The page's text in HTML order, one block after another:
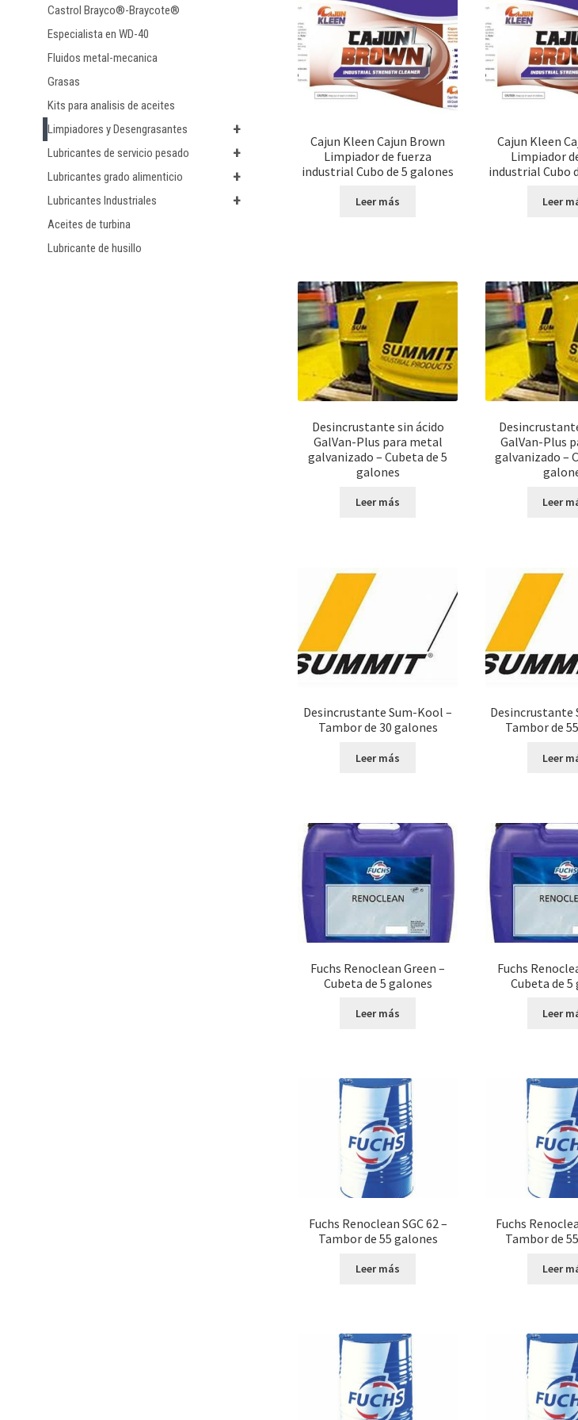
Cajun Kleen Cajun Brown
Limpiador de fuerza
industrial Cubo de 5 galones
Leer más
Cajun Kleen
Limpiador
industrial Cubo
Leer
Desincrustante sin ácido
GalVan-Plus para metal
galvanizado – Cubeta de 5
galones
Leer más
GalVan-Plus
galvanizado –
Leer
Desincrustante Sum-Kool –
Tambor de 30 galones
Leer más
Desincrustante
Tambor de
Leer
Fuchs Renoclean Green –
Cubeta de 5 galones
Leer más
Fuchs
Cubeta de 5
Leer
Fuchs Renoclean SGC 62 –
Tambor de 55 galones
Leer más
Fuchs
Tambor de
Leer
Castrol Brayco®-Braycote®
Especialista en WD-40
Fluidos metal-mecanica
Grasas
Kits para analisis de aceites
+
Limpiadores y Desengrasantes
+
Lubricantes de servicio pesado
+
Lubricantes grado alimenticio
+
Lubricantes Industriales
Aceites de turbina
Lubricante de husillo